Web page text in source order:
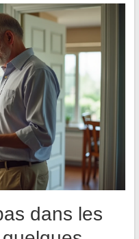
dans les